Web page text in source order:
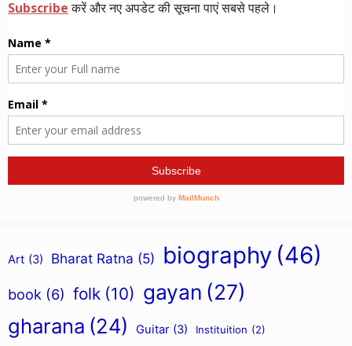
Art (3) Bharat Ratna (5) biography (46)
book (6) folk (10) gayan (27)
gharana (24) Guitar (3) Instituition (2)